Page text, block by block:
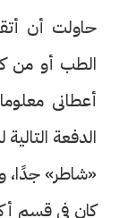
حاولت أن
الطب أو من
أعطانى
الدفعة
«شاطر» جدًا،
كان فى قسم